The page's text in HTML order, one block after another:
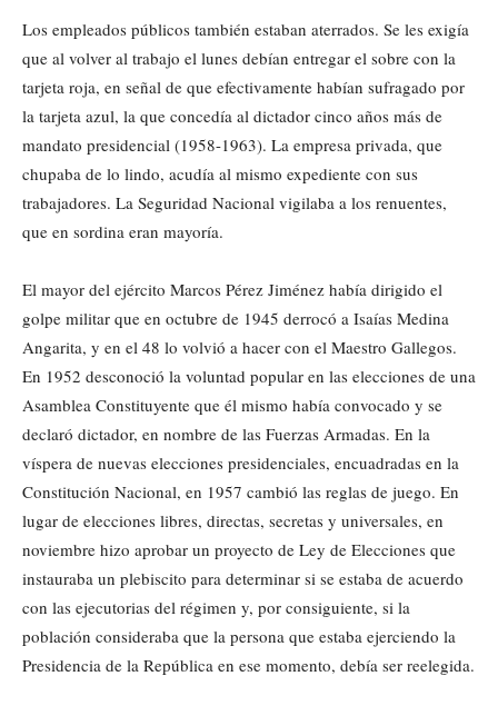
Los empleados públicos también estaban aterrados. Se les exigía
que al volver al trabajo el lunes debían entregar el sobre con la
tarjeta roja, en señal de que efectivamente habían sufragado por
la tarjeta azul, la que concedía al dictador cinco años más de
mandato presidencial (1958-1963). La empresa privada, que
chupaba de lo lindo, acudía al mismo expediente con sus
trabajadores. La Seguridad Nacional vigilaba a los renuentes,
que en sordina eran mayoría.
El mayor del ejército Marcos Pérez Jiménez había dirigido el
golpe militar que en octubre de 1945 derrocó a Isaías Medina
Angarita, y en el 48 lo volvió a hacer con el Maestro Gallegos.
En 1952 desconoció la voluntad popular en las elecciones de una
Asamblea Constituyente que él mismo había convocado y se
declaró dictador, en nombre de las Fuerzas Armadas. En la
víspera de nuevas elecciones presidenciales, encuadradas en la
Constitución Nacional, en 1957 cambió las reglas de juego. En
lugar de elecciones libres, directas, secretas y universales, en
noviembre hizo aprobar un proyecto de Ley de Elecciones que
instauraba un plebiscito para determinar si se estaba de acuerdo
con las ejecutorias del régimen y, por consiguiente, si la
población consideraba que la persona que estaba ejerciendo la
Presidencia de la República en ese momento, debía ser reelegida.